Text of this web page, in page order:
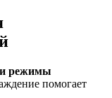
и режимы
помогает